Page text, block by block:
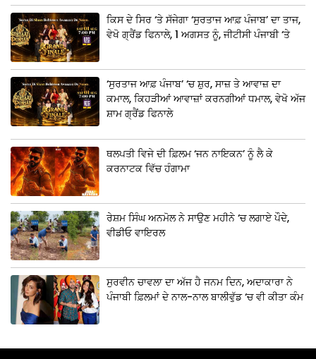
ਕਿਸ ਦੇ ਸਿਰ ‘ਤੇ ਸੱਜੇਗਾ ‘ਸੁਰਤਾਜ ਆਫ਼ ਪੰਜਾਬ’ ਦਾ ਤਾਜ,
ਵੇਖੋ ਗ੍ਰੈਂਡ ਫਿਨਾਲੇ, 1 ਅਗਸਤ ਨੂੰ, ਜੀਟੀਸੀ ਪੰਜਾਬੀ ‘ਤੇ
‘ਸੁਰਤਾਜ ਆਫ਼ ਪੰਜਾਬ’ ‘ਚ ਸ਼ੁਰ, ਸਾਜ਼ ਤੇ ਆਵਾਜ਼ ਦਾ
ਕਮਾਲ, ਕਿਹੜੀਆਂ ਆਵਾਜ਼ਾਂ ਕਰਨਗੀਆਂ ਧਮਾਲ, ਵੇਖੋ ਅੱਜ
ਸ਼ਾਮ ਗ੍ਰੈਂਡ ਫਿਨਾਲੇ
ਥਲਪਤੀ ਵਿਜੇ ਦੀ ਫ਼ਿਲਮ ‘ਜਨ ਨਾਇਕਨ’ ਨੂੰ ਲੈ ਕੇ
ਕਰਨਾਟਕ ਵਿੱਚ ਹੰਗਾਮਾ
ਰੇਸ਼ਮ ਸਿੰਘ ਅਨਮੋਲ ਨੇ ਸਾਉਣ ਮਹੀਨੇ ‘ਚ ਲਗਾਏ ਪੌਦੇ,
ਵੀਡੀਓ ਵਾਇਰਲ
ਸੁਰਵੀਨ ਚਾਵਲਾ ਦਾ ਅੱਜ ਹੈ ਜਨਮ ਦਿਨ, ਅਦਾਕਾਰਾ ਨੇ
ਪੰਜਾਬੀ ਫ਼ਿਲਮਾਂ ਦੇ ਨਾਲ-ਨਾਲ ਬਾਲੀਵੁੱਡ ‘ਚ ਵੀ ਕੀਤਾ ਕੰਮ